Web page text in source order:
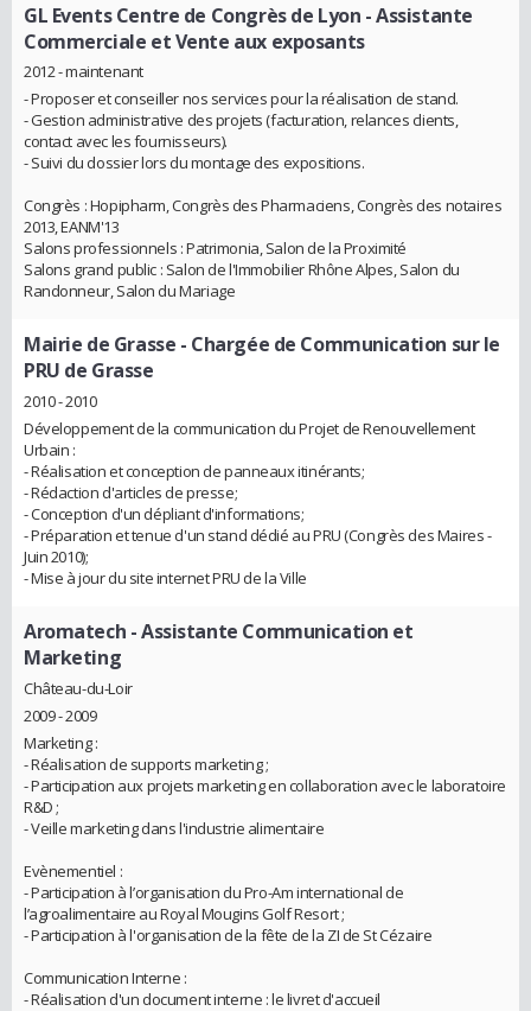
GL Events Centre de Congrès de Lyon - Assistante
Commerciale et Vente aux exposants
2012 - maintenant
- Proposer et conseiller nos services pour la réalisation de stand.
- Gestion administrative des projets (facturation, relances clients,
contact avec les fournisseurs).
- Suivi du dossier lors du montage des expositions.
Congrès : Hopipharm, Congrès des Pharmaciens, Congrès des notaires
2013, EANM'13
Salons professionnels : Patrimonia, Salon de la Proximité
Salons grand public : Salon de l'Immobilier Rhône Alpes, Salon du
Randonneur, Salon du Mariage
Mairie de Grasse - Chargée de Communication sur le
PRU de Grasse
2010 - 2010
Développement de la communication du Projet de Renouvellement
Urbain :
- Réalisation et conception de panneaux itinérants;
- Rédaction d'articles de presse;
- Conception d'un dépliant d'informations;
- Préparation et tenue d'un stand dédié au PRU (Congrès des Maires -
Juin 2010);
- Mise à jour du site internet PRU de la Ville
Aromatech - Assistante Communication et
Marketing
Château-du-Loir
2009 - 2009
Marketing :
- Réalisation de supports marketing ;
- Participation aux projets marketing en collaboration avec le laboratoire
R&D ;
- Veille marketing dans l'industrie alimentaire
Evènementiel :
- Participation à l’organisation du Pro-Am international de
l’agroalimentaire au Royal Mougins Golf Resort ;
- Participation à l'organisation de la fête de la ZI de St Cézaire
Communication Interne :
- Réalisation d'un document interne : le livret d'accueil